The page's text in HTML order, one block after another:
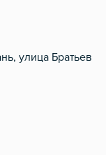
улица Братьев